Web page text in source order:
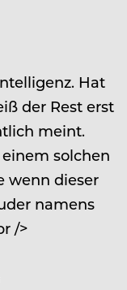
Hat
der Rest erst
meint.
solchen
wenn dieser
namens
/>